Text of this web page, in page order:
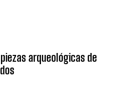
arqueológicas de